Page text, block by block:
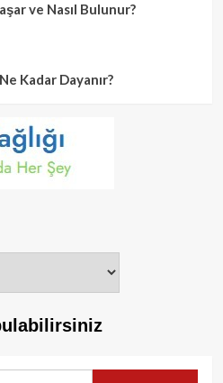
ve Nasıl Bulunur?
Kadar Dayanır?